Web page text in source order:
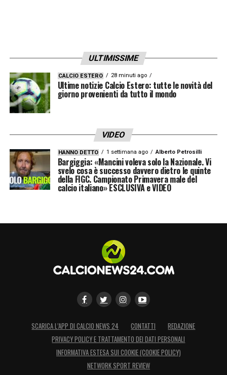
ULTIMISSIME
CALCIO ESTERO 28 minuti ago
Ultime notizie Calcio Estero: tutte le novità del
giorno provenienti da tutto il mondo
VIDEO
HANNO DETTO 1 settimana ago Alberto Petrosilli
Bargiggia: «Mancini voleva solo la Nazionale. Vi
svelo cosa è successo davvero dietro le quinte
della FIGC. Campionato Primavera male del
calcio italiano» ESCLUSIVA e VIDEO
SCARICA L’APP DI CALCIO NEWS 24 CONTATTI
REDAZIONE
PRIVACY POLICY E TRATTAMENTO DEI DATI PERSONALI
INFORMATIVA ESTESA SUI COOKIE (COOKIE POLICY)
NETWORK SPORT REVIEW